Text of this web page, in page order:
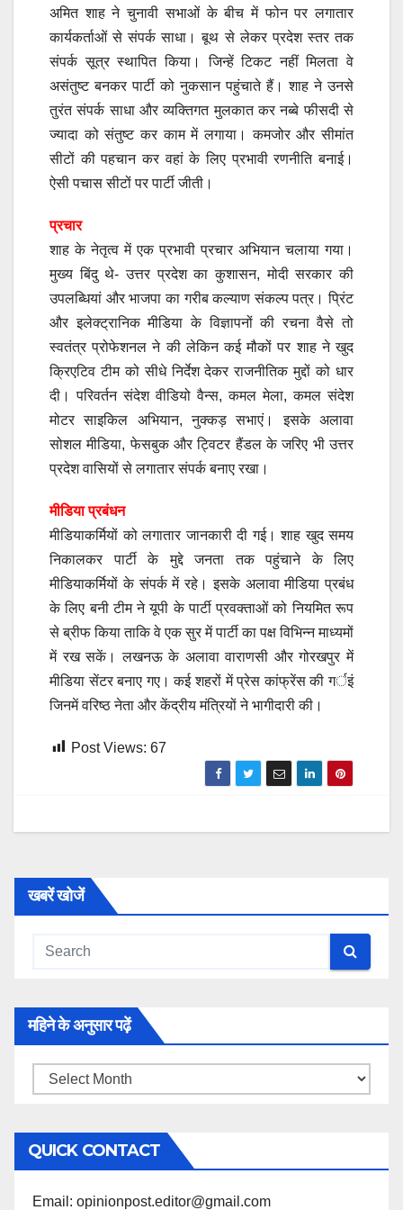
अमित शाह ने चुनावी सभाओं के बीच में फोन पर लगातार
कार्यकर्ताओं से संपर्क साधा। बूथ से लेकर प्रदेश स्तर तक
संपर्क सूत्र स्थापित किया। जिन्हें टिकट नहीं मिलता वे
असंतुष्ट बनकर पार्टी को नुकसान पहुंचाते हैं। शाह ने उनसे
तुरंत संपर्क साधा और व्यक्तिगत मुलकात कर नब्बे फीसदी से
ज्यादा को संतुष्ट कर काम में लगाया। कमजोर और सीमांत
सीटों की पहचान कर वहां के लिए प्रभावी रणनीति बनाई।
ऐसी पचास सीटों पर पार्टी जीती।
प्रचार
शाह के नेतृत्व में एक प्रभावी प्रचार अभियान चलाया गया।
मुख्य बिंदु थे- उत्तर प्रदेश का कुशासन, मोदी सरकार की
उपलब्धियां और भाजपा का गरीब कल्याण संकल्प पत्र। प्रिंट
और इलेक्ट्रानिक मीडिया के विज्ञापनों की रचना वैसे तो
स्वतंत्र प्रोफेशनल ने की लेकिन कई मौकों पर शाह ने खुद
क्रिएटिव टीम को सीधे निर्देश देकर राजनीतिक मुद्दों को धार
दी। परिवर्तन संदेश वीडियो वैन्स, कमल मेला, कमल संदेश
मोटर साइकिल अभियान, नुक्कड़ सभाएं। इसके अलावा
सोशल मीडिया, फेसबुक और ट्विटर हैंडल के जरिए भी उत्तर
प्रदेश वासियों से लगातार संपर्क बनाए रखा।
मीडिया प्रबंधन
मीडियाकर्मियों को लगातार जानकारी दी गई। शाह खुद समय
निकालकर पार्टी के मुद्दे जनता तक पहुंचाने के लिए
मीडियाकर्मियों के संपर्क में रहे। इसके अलावा मीडिया प्रबंध
के लिए बनी टीम ने यूपी के पार्टी प्रवक्ताओं को नियमित रूप
से ब्रीफ किया ताकि वे एक सुर में पार्टी का पक्ष विभिन्न माध्यमों
में रख सकें। लखनऊ के अलावा वाराणसी और गोरखपुर में
मीडिया सेंटर बनाए गए। कई शहरों में प्रेस कांफ्रेंस की गर्इं
जिनमें वरिष्ठ नेता और केंद्रीय मंत्रियों ने भागीदारी की।
Post Views: 67
खबरें खोजें
महिने के अनुसार पढ़ें
महिने
अनुसार
पढ़ें
QUICK CONTACT
Email: opinionpost.editor@gmail.com